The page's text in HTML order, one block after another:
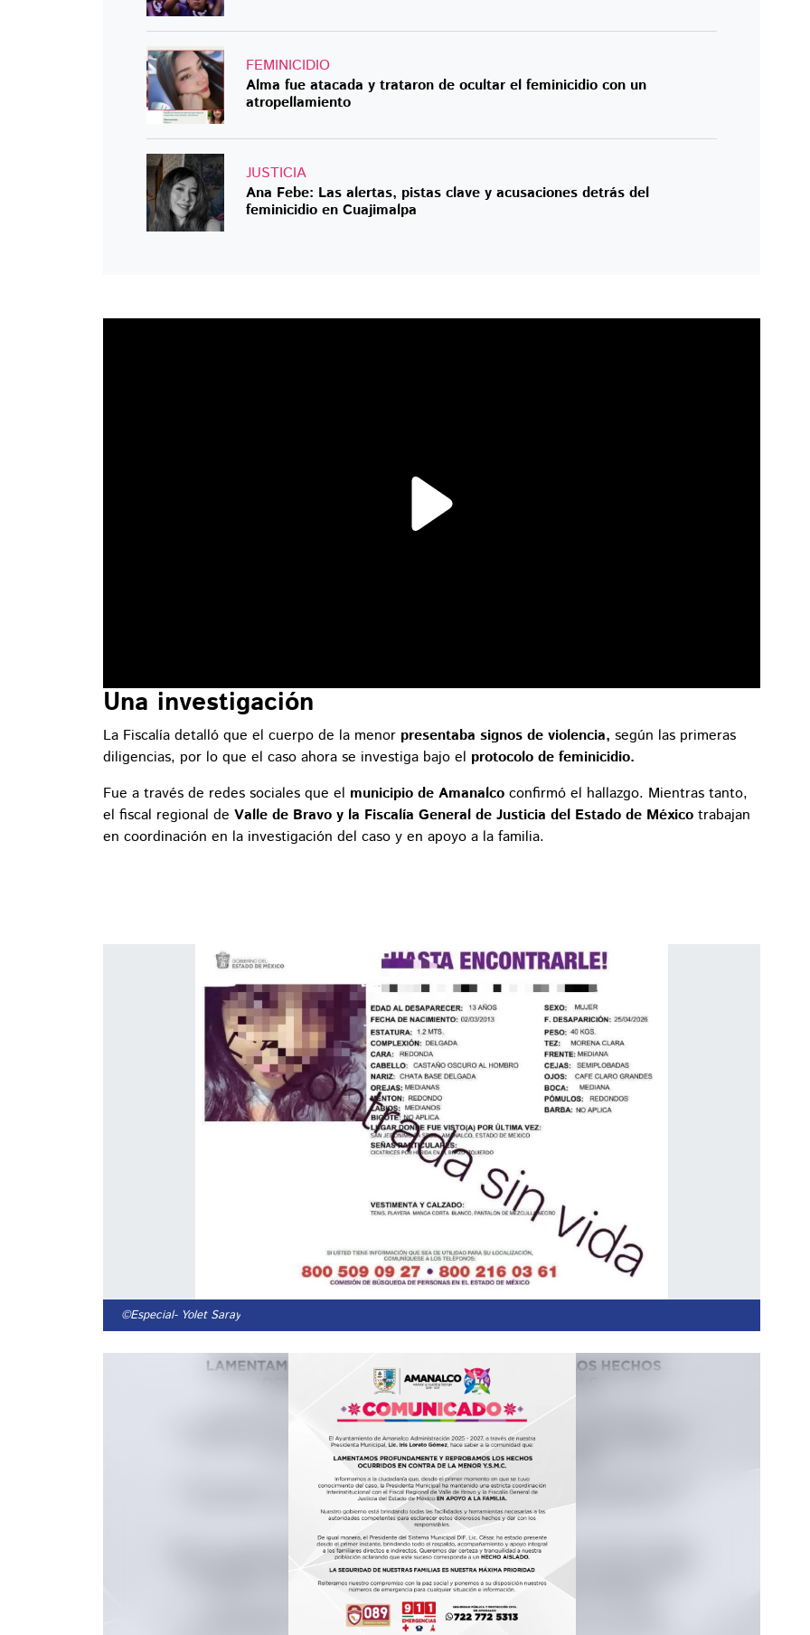
FEMINICIDIO
Alma fue atacada y trataron de ocultar el feminicidio con un
atropellamiento
JUSTICIA
Ana Febe: Las alertas, pistas clave y acusaciones detrás del
feminicidio en Cuajimalpa
Una investigación
La Fiscalía detalló que el cuerpo de la menor presentaba signos de violencia, según las primeras
diligencias, por lo que el caso ahora se investiga bajo el protocolo de feminicidio.
Fue a través de redes sociales que el municipio de Amanalco confirmó el hallazgo. Mientras tanto,
el fiscal regional de Valle de Bravo y la Fiscalía General de Justicia del Estado de México trabajan
en coordinación en la investigación del caso y en apoyo a la familia.
©Especial- Yolet Saray